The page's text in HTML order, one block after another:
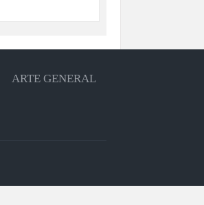
ARTE GENERAL